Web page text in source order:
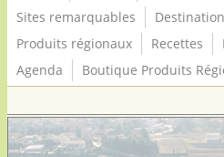
Sites remarquables
Produits régionaux
Recettes
Agenda
Boutique Produits